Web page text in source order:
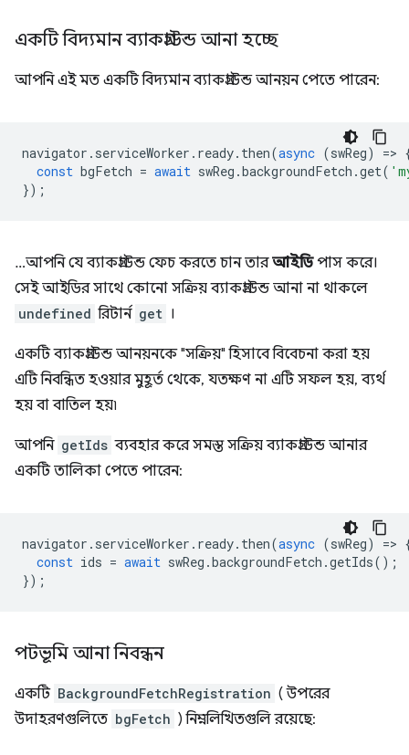
একটি বিদ্যমান ব্যাকগ্রাউন্ড আনা হচ্ছে
আপনি এই মত একটি বিদ্যমান ব্যাকগ্রাউন্ড আনয়ন পেতে পারেন:
navigator . serviceWorker . ready. then(async (swReg) =>
const bgFetch = await swReg .backgroundFetch .get(
});
…আপনি যে ব্যাকগ্রাউন্ড ফেচ করতে চান তারআইডিপাস করে।
সেই আইডির সাথে কোনো সক্রিয় ব্যাকগ্রাউন্ড আনা না থাকলে
undefined রিটার্ন get ।
একটি ব্যাকগ্রাউন্ড আনয়নকে "সক্রিয়" হিসাবে বিবেচনা করা হয়
এটি নিবন্ধিত হওয়ার মুহূর্ত থেকে, যতক্ষণ না এটি সফল হয়, ব্যর্থ
হয় বা বাতিল হয়৷
আপনি getIds ব্যবহার করে সমস্ত সক্রিয় ব্যাকগ্রাউন্ড আনার
একটি তালিকা পেতে পারেন:
navigator . serviceWorker . ready. then(async (swReg) =>
const ids = await swReg .backgroundFetch .getIds();
});
পটভূমি আনা নিবন্ধন
একটি BackgroundFetchRegistration ( উপরের
উদাহরণগুলিতে bgFetch ) নিম্নলিখিতগুলি রয়েছে: